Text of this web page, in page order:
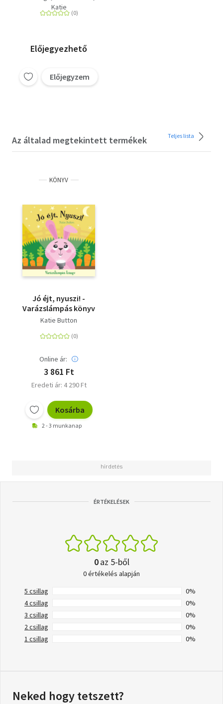
Katie
Előjegyezhető
Előjegyzem
Az általad megtekintett termékek Teljes lista
KÖNYV
Jó éjt, nyuszi! -
Varázslámpás könyv
Katie Button
Online ár:
3 861 Ft
Eredeti ár: 4 290 Ft
Kosárba
2 - 3 munkanap
ÉRTÉKELÉSEK
0az 5-ből
0 értékelés alapján
5 csillag
0%
4 csillag
0%
3 csillag
0%
2 csillag
0%
1 csillag
0%
Neked hogy tetszett?